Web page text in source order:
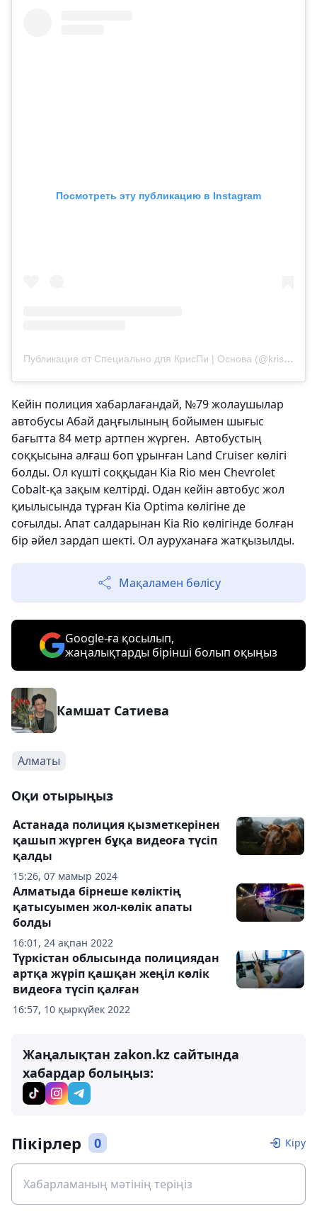
Посмотреть эту публикацию в Instagram
Публикация от Специально для КрисПи | Основа (@kris.p.original)
Кейін полиция хабарлағандай, №79 жолаушылар
автобусы Абай даңғылының бойымен шығыс
бағытта 84 метр артпен жүрген. Автобустың
соққысына алғаш боп ұрынған Land Cruiser көлігі
болды. Ол күшті соққыдан Kia Rio мен Chevrolet
Cobalt-қа зақым келтірді. Одан кейін автобус жол
қиылысында тұрған Kia Optima көлігіне де
соғылды. Апат салдарынан Kia Rio көлігінде болған
бір әйел зардап шекті. Ол ауруханаға жатқызылды.
Мақаламен бөлісу
Google-ға қосылып,
жаңалықтарды бірінші болып оқыңыз
Камшат Сатиева
Алматы
Оқи отырыңыз
15:26, 07 мамыр 2024
Астанада полиция қызметкерінен
қашып жүрген бұқа видеоға түсіп
қалды
16:01, 24 ақпан 2022
Алматыда бірнеше көліктің
қатысуымен жол-көлік апаты
болды
16:57, 10 қыркүйек 2022
Түркістан облысында полициядан
артқа жүріп қашқан жеңіл көлік
видеоға түсіп қалған
Жаңалықтан zakon.kz сайтында
хабардар болыңыз:
Пікірлер 0 Кіру